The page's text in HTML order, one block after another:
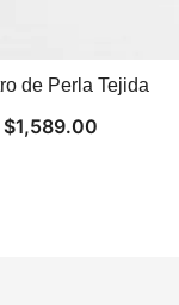
de Perla Tejida
$1,589.00Rango